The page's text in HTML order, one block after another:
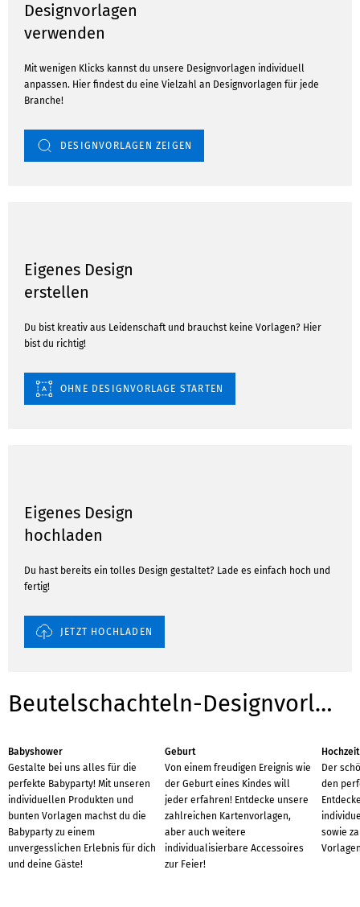
Designvorlagen
verwenden
Mit wenigen Klicks kannst du unsere Designvorlagen individuell
anpassen. Hier findest du eine Vielzahl an Designvorlagen für jede
Branche!
DESIGNVORLAGEN ZEIGEN
Eigenes Design
erstellen
Du bist kreativ aus Leidenschaft und brauchst keine Vorlagen? Hier
bist du richtig!
OHNE DESIGNVORLAGE STARTEN
Eigenes Design
hochladen
Du hast bereits ein tolles Design gestaltet? Lade es einfach hoch und
fertig!
JETZT HOCHLADEN
Beutelschachteln-Designvorlagen für Anlässe
Babyshower
Gestalte bei uns alles für die
perfekte Babyparty! Mit unseren
individuellen Produkten und
bunten Vorlagen machst du die
Babyparty zu einem
unvergesslichen Erlebnis für dich
und deine Gäste!
Geburt
Von einem freudigen Ereignis wie
der Geburt eines Kindes will
jeder erfahren! Entdecke unsere
zahlreichen Kartenvorlagen,
aber auch weitere
individualisierbare Accessoires
zur Feier!
Hochzeit
Der
den
sowie